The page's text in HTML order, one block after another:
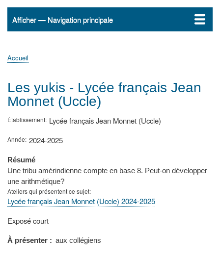
Navigation
Afficher — Navigation principale
Accueil
ActualitésMATh.en.JEANS ?
Régions et Ateliers
Créer, gérer un atelier
Sujets/Publications
Congrès
d'Ariane
Accueil
Les yukis - Lycée français Jean
Monnet (Uccle)
Établissement Lycée français Jean Monnet (Uccle)
Année 2024-2025
Résumé
Une tribu amérindienne compte en base 8. Peut-on développer
une arithmétique?
Ateliers qui présentent ce sujet
Lycée français Jean Monnet (Uccle) 2024-2025
Type
présentation
Exposé court
À présenter aux collégiens